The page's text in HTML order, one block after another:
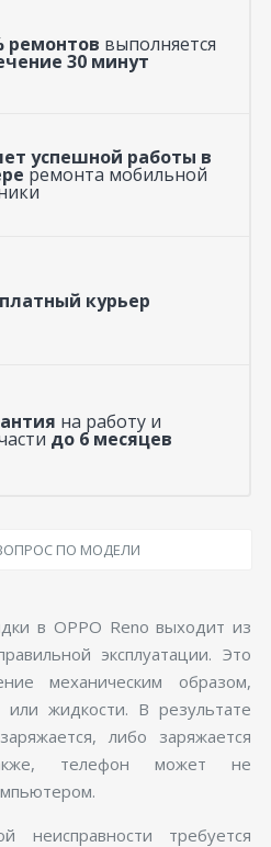
ремонтов выполняется
30 минут
успешной работы в
ремонта мобильной
курьер
на работу и
до 6 месяцев
ПО МОДЕЛИ
в OPPO Reno выходит из
эксплуатации. Это
механическим образом,
жидкости. В результате
либо заряжается
телефон может не
неисправности требуется